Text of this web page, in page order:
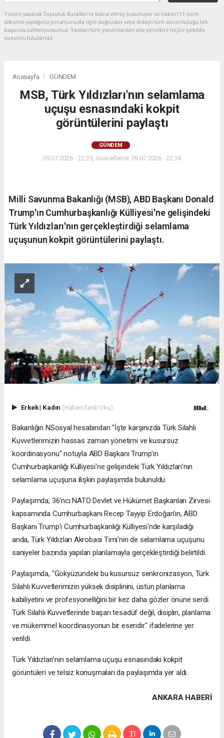
Yorum yazarak Topluluk Kuralları’nı kabul etmiş bulunuyor ve haber111.com
sitesine yaptığınız yorumunuzla ilgili doğrudan veya dolaylı tüm sorumluluğu tek
başınıza üstleniyorsunuz. Yazılan tüm yorumlardan site yönetimi hiçbir şekilde
sorumlu tutulamaz.
Anasayfa GÜNDEM
MSB, Türk Yıldızları'nın selamlama
uçuşu esnasındaki kokpit
görüntülerini paylaştı
GÜNDEM
09.07.2026 - 22:25, Güncelleme: 09.07.2026 - 22:34
Milli Savunma Bakanlığı (MSB), ABD Başkanı Donald
Trump'ın Cumhurbaşkanlığı Külliyesi'ne gelişindeki
Türk Yıldızları'nın gerçekleştirdiği selamlama
uçuşunun kokpit görüntülerini paylaştı.
Erkek| Kadın (Haberi Sesli Oku)
Bakanlığın NSosyal hesabından "İşte karşınızda Türk Silahlı
Kuvvetlerimizin hassas zaman yönetimi ve kusursuz
koordinasyonu" notuyla ABD Başkanı Trump'ın
Cumhurbaşkanlığı Külliyesi'ne gelişindeki Türk Yıldızları'nın
selamlama uçuşuna ilişkin paylaşımda bulunuldu.
Paylaşımda, 36'ncı NATO Devlet ve Hükümet Başkanları Zirvesi
kapsamında Cumhurbaşkanı Recep Tayyip Erdoğan'ın, ABD
Başkanı Trump'ı Cumhurbaşkanlığı Külliyesi'nde karşıladığı
anda, Türk Yıldızları Akrobasi Timi'nin de selamlama uçuşunu
saniyeler bazında yapılan planlamayla gerçekleştirdiği belirtildi.
Paylaşımda, "Gökyüzündeki bu kusursuz senkronizasyon, Türk
Silahlı Kuvvetlerimizin yüksek disiplinini, üstün planlama
kabiliyetini ve profesyonelliğini bir kez daha gözler önüne serdi.
Türk Silahlı Kuvvetlerinde başarı tesadüf değil, disiplin, planlama
ve mükemmel koordinasyonun bir eseridir." ifadelerine yer
verildi.
Türk Yıldızları'nın selamlama uçuşu esnasındaki kokpit
görüntüleri ve telsiz konuşmaları da paylaşımda yer aldı.
ANKARA HABERİ